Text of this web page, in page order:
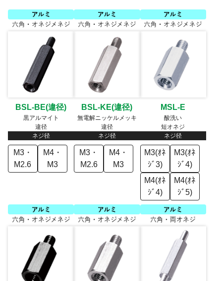
BSL-BE(違径)
黒アルマイト
違径
ネジ径
M3・
M2.6
M4・
M3
BSL-KE(違径)
無電解ニッケルメッキ
違径
ネジ径
M3・
M2.6
M4・
M3
MSL-E
酸洗い
短オネジ
ネジ径
M3(ｵﾈ
ｼﾞ3)
M3(ｵﾈ
ｼﾞ4)
M4(ｵﾈ
ｼﾞ4)
M4(ｵﾈ
ｼﾞ5)